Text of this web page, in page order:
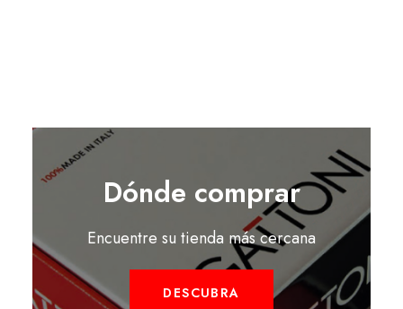
Dónde comprar
Encuentre su tienda más cercana
DESCUBRA